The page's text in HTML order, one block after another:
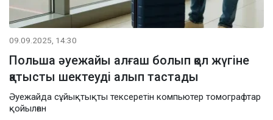
09.09.2025, 14:30
Польша әуежайы алғаш болып қол жүгіне
қатысты шектеуді алып тастады
Әуежайда сұйықтықты тексеретін компьютер томографтар
қойылған